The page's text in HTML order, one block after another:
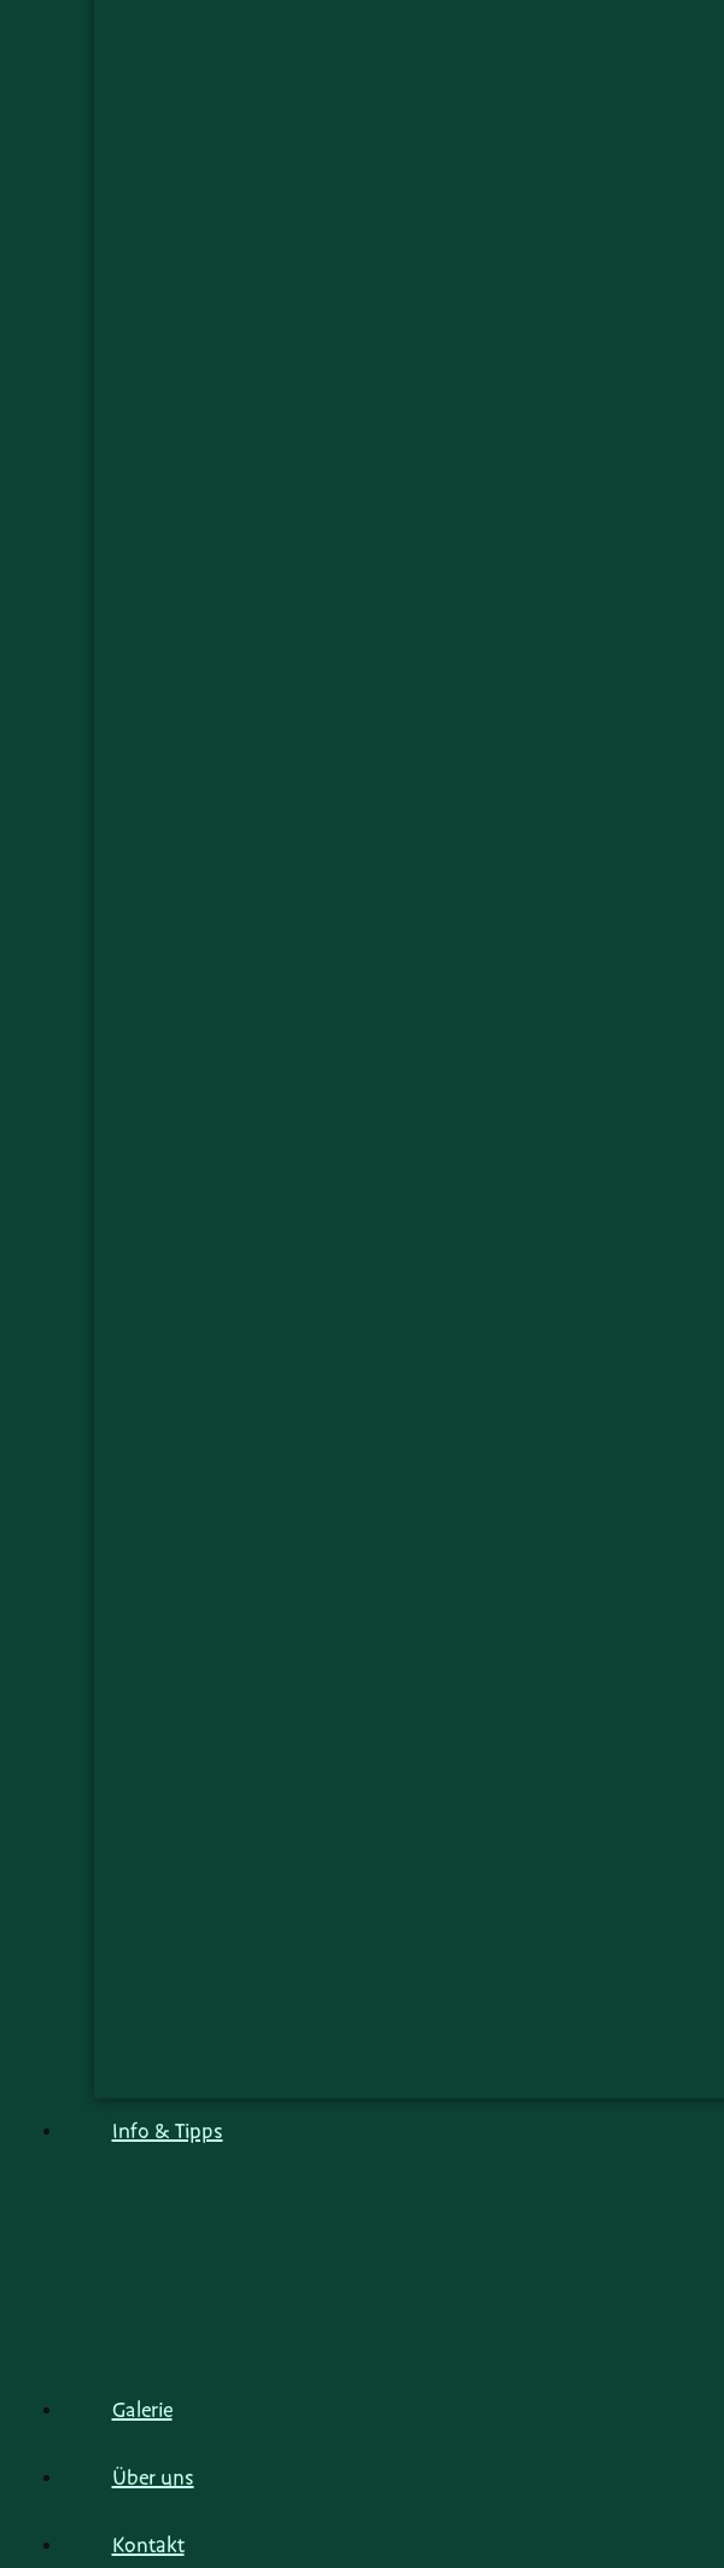
Info & Tipps
Galerie
Über uns
Kontakt